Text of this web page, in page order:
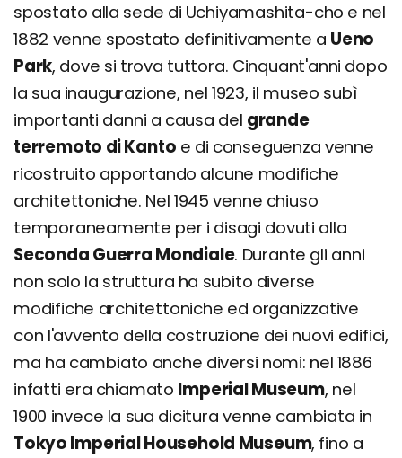
spostato alla sede di Uchiyamashita-cho e nel
1882 venne spostato definitivamente a Ueno
Park, dove si trova tuttora. Cinquant'anni dopo
la sua inaugurazione, nel 1923, il museo subì
importanti danni a causa del grande
terremoto di Kanto e di conseguenza venne
ricostruito apportando alcune modifiche
architettoniche. Nel 1945 venne chiuso
temporaneamente per i disagi dovuti alla
Seconda Guerra Mondiale. Durante gli anni
non solo la struttura ha subito diverse
modifiche architettoniche ed organizzative
con l'avvento della costruzione dei nuovi edifici,
ma ha cambiato anche diversi nomi: nel 1886
infatti era chiamato Imperial Museum, nel
1900 invece la sua dicitura venne cambiata in
Tokyo Imperial Household Museum, fino a